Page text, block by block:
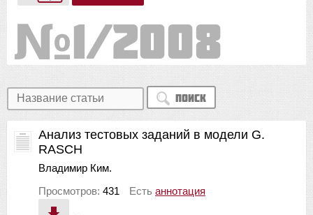
1/2008
Поиск
Анализ тестовых заданий в модели G.
RASCH
Владимир Ким.
Просмотров: 431 Есть аннотация